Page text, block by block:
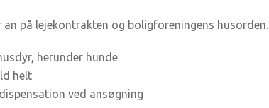
an på lejekontrakten og boligforeningens husorden.
herunder hunde
helt
ved ansøgning